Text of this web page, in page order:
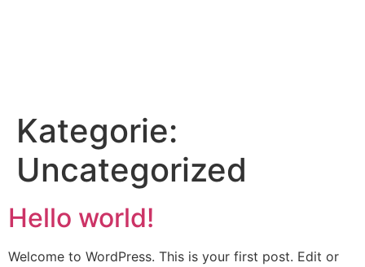
Kategorie:
Uncategorized
Hello world!
Welcome to WordPress. This is your first post. Edit or